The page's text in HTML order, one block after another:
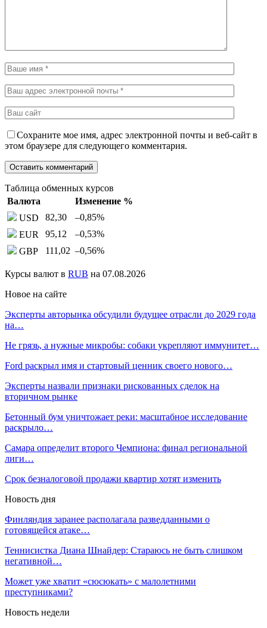
Сохраните мое имя, адрес электронной почты и веб-сайт в
этом браузере для следующего комментария.
Таблица обменных курсов
Валюта
Изменение %
USD
82,30 –0,85%
EUR
95,12 –0,53%
GBP
111,02 –0,56%
Курсы валют в RUB на 07.08.2026
Новое на сайте
Эксперты авторынка обсудили будущее отрасли до 2029 года
на…
Не грязь, а нужные микробы: собаки укрепляют иммунитет…
Ford раскрыл имя и стартовый ценник своего нового…
Эксперты назвали признаки рискованных сделок на
вторичном рынке
Бетонный бум уничтожает реки: масштабное исследование
раскрыло…
Самара определит второго Чемпиона: финал региональной
лиги…
Срок безналоговой продажи квартир хотят изменить
Новость дня
Финляндия заранее располагала разведданными о
готовящейся атаке…
Теннисистка Диана Шнайдер: Стараюсь не быть слишком
негативной…
Может уже хватит «сюсюкать» с малолетними
преступниками?
Новость недели